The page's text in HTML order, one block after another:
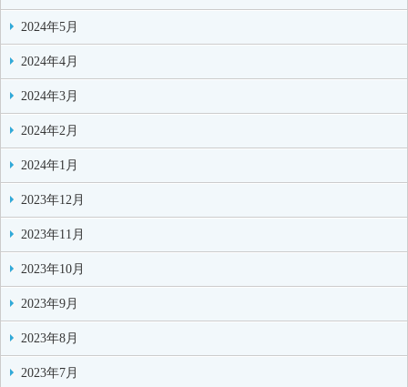
2024年5月
2024年4月
2024年3月
2024年2月
2024年1月
2023年12月
2023年11月
2023年10月
2023年9月
2023年8月
2023年7月